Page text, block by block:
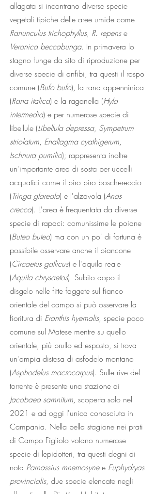
allagata si incontrano diverse specie
vegetali tipiche delle aree umide come
Ranunculus trichophyllus, R. repense
Veronica beccabunga. In primavera lo
stagno funge da sito di riproduzione per
diverse specie di anfibi, tra questi il rospo
comune (Bufo bufo), la rana appenninica
(Rana italica) e la raganella (Hyla
intermedia) e per numerose specie di
libellule (Libellula depressa, Sympetrum
striolatum, Enallagma cyathigerum,
Ischnura pumilio); rappresenta inoltre
un'importante area di sosta per uccelli
acquatici come il piro piro boschereccio
(Tringa glareola) e l'alzavola (Anas
crecca). L'area è frequentata da diverse
specie di rapaci: comunissime le poiane
(Buteo buteo) ma con un po' di fortuna è
possibile osservare anche il biancone
(Circaetus gallicus) e l'aquila reale
(Aquila chrysaetos). Subito dopo il
disgelo nelle fitte faggete sul fianco
orientale del campo si può osservare la
fioritura di Eranthis hyemalis, specie poco
comune sul Matese mentre su quello
orientale, più brullo ed esposto, si trova
un'ampia distesa di asfodelo montano
(Asphodelus macrocarpus). Sulle rive del
torrente è presente una stazione di
Jacobaea samnitum, scoperta solo nel
2021 e ad oggi l'unica conosciuta in
Campania. Nella bella stagione nei prati
di Campo Figliolo volano numerose
specie di lepidotteri, tra questi degni di
nota Parnassius mnemosynee Euphydryas
provincialis, due specie elencate negli